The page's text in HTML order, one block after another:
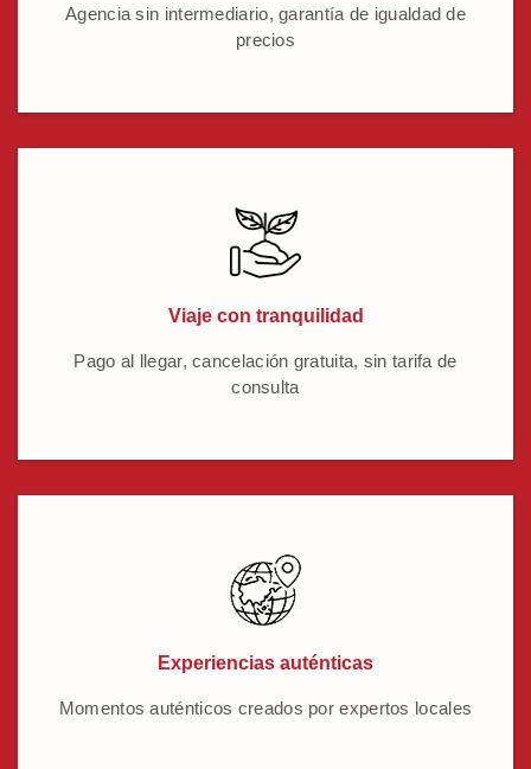
Agencia sin intermediario, garantía de igualdad de
precios
Viaje con tranquilidad
Pago al llegar, cancelación gratuita, sin tarifa de
consulta
Experiencias auténticas
Momentos auténticos creados por expertos locales